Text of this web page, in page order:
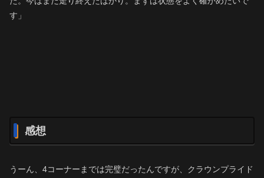
す」
感想
うーん、4コーナーまでは完璧だったんですが、クラウンプライド